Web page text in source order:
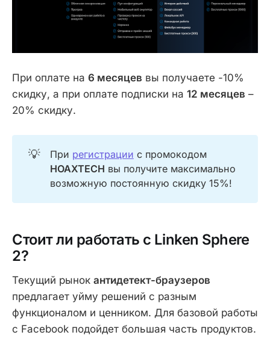
При оплате на 6 месяцев вы получаете -10%
скидку, а при оплате подписки на 12 месяцев –
20% скидку.
💡 При регистрации с промокодом
HOAXTECH вы получите максимально
возможную постоянную скидку 15%!
Стоит ли работать с Linken Sphere
2?
Текущий рынок антидетект-браузеров
предлагает уйму решений с разным
функционалом и ценником. Для базовой работы
с Facebook подойдет большая часть продуктов.